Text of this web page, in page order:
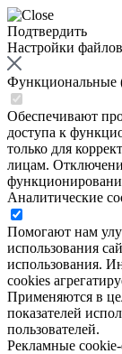
Подтвердить
Настройки
Функциональные
Обеспечивают
доступа к
только для
лицам.
Аналитические
Помогают нам
использования
использования.
cookies
Применяются в
показателей
пользователей.
Рекламные